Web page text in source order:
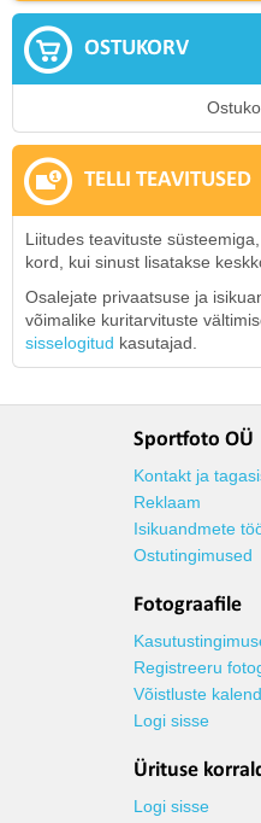
OSTUKORV
TELLI TEAVITUSED
Liitudes teavituste
kord, kui sinust lisatakse
Osalejate privaatsuse ja
võimalike kuritarvituste
sisselogitud kasutajad.
Sportfoto OÜ
Kontakt ja
Reklaam
Isikuandmete
Ostutingimused
Fotograafile
Registreeru
Võistluste
Logi sisse
Ürituse
Logi sisse